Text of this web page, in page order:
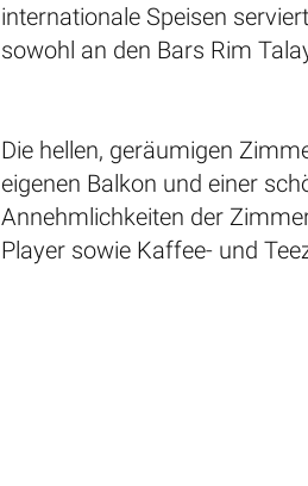
internationale Speisen
sowohl an den Bars Rim
Die hellen, geräumigen
eigenen Balkon und einer
Annehmlichkeiten der
Player sowie Kaffee- und